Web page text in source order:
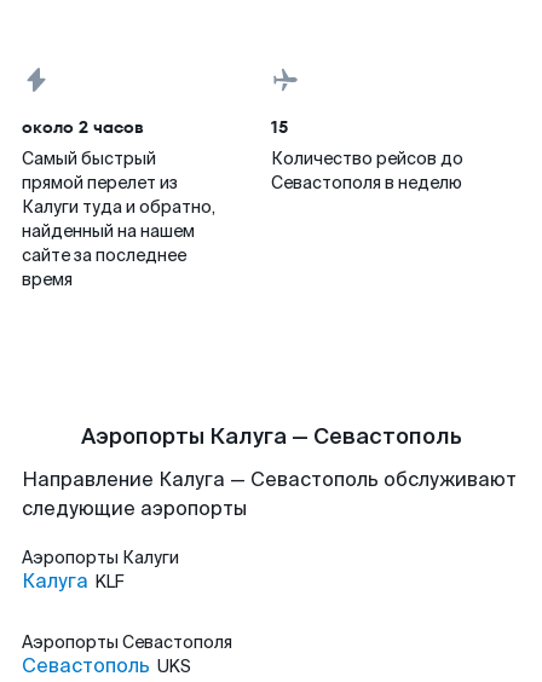
около 2 часов
Самый быстрый
прямой перелет из
Калуги туда и обратно,
найденный на нашем
сайте за последнее
время
15
Количество рейсов до
Севастополя в неделю
Аэропорты Калуга — Севастополь
Направление Калуга — Севастополь обслуживают
следующие аэропорты
Аэропорты Калуги
Калуга KLF
Аэропорты Севастополя
Севастополь UKS